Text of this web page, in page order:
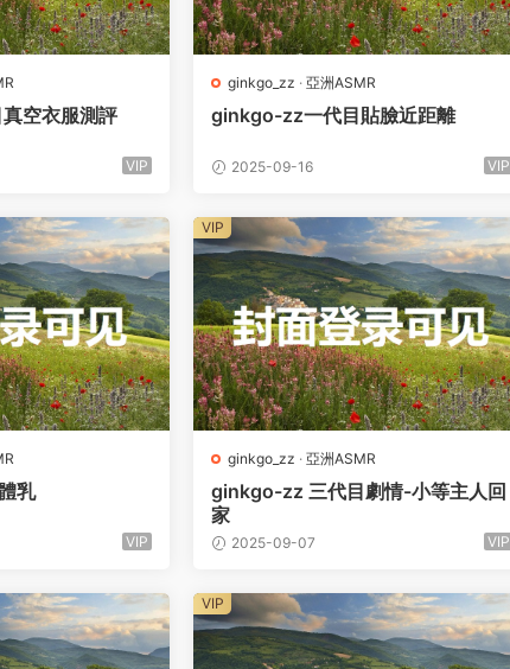
空衣服測評
VIP
ginkgo_zz · 亞洲ASMR
ginkgo-zz一代目貼臉近距離
2025-09-16 VIP
乳
VIP
ginkgo_zz · 亞洲ASMR
ginkgo-zz 三代目劇情-小等主人回
家
2025-09-07 VIP
VIP
VIP